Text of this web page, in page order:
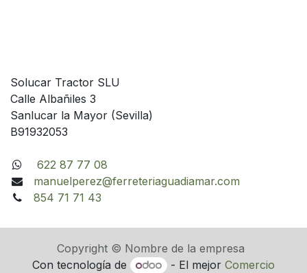
Solucar Tractor SLU
Calle Albañiles 3
Sanlucar la Mayor (Sevilla)
B91932053
622 87 77 08
manuelperez@ferreteriaguadiamar.com
854 71 71 43
Copyright © Nombre de la empresa
Con tecnología de
- El mejorComercio